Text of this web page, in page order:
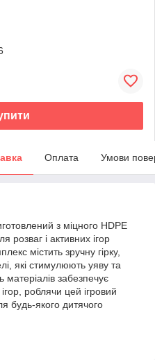
Оплата Умови
з міцного HDPE
розваг і активних ігор
містить зручну гірку,
які стимулюють уяву та
матеріалів забезпечує
ігор, роблячи цей ігровий
будь-якого дитячого